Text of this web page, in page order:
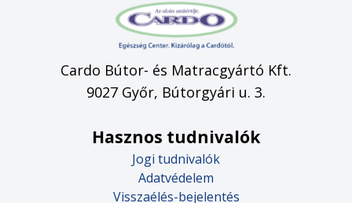
Cardo Bútor- és Matracgyártó Kft.
9027 Győr, Bútorgyári u. 3.
Hasznos tudnivalók
Jogi tudnivalók
Adatvédelem
Visszaélés-bejelentés